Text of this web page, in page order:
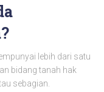
lebih dari satu
bidang tanah hak
sebagian.